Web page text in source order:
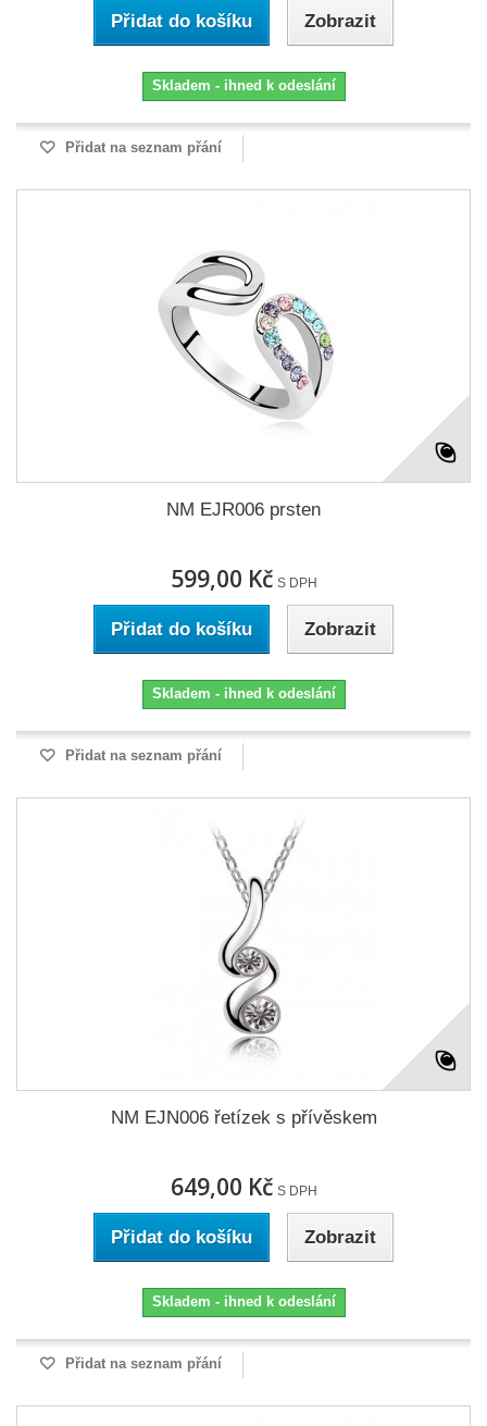
Přidat do košíku Zobrazit
Skladem - ihned k odeslání
Přidat na seznam přání
NM EJR006 prsten
599,00 Kč S DPH
Přidat do košíku Zobrazit
Skladem - ihned k odeslání
Přidat na seznam přání
NM EJN006 řetízek s přívěskem
649,00 Kč S DPH
Přidat do košíku Zobrazit
Skladem - ihned k odeslání
Přidat na seznam přání